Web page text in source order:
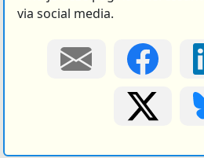
via social media.